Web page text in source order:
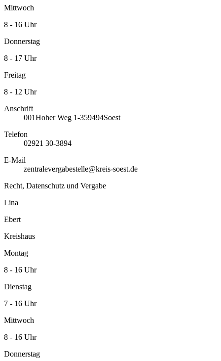
Mittwoch
8 - 16 Uhr
Donnerstag
8 - 17 Uhr
Freitag
8 - 12 Uhr
Anschrift
001Hoher Weg 1-359494Soest
Telefon
02921 30-3894
E-Mail
zentralevergabestelle@kreis-soest.de
Recht, Datenschutz und Vergabe
Lina
Ebert
Kreishaus
Montag
8 - 16 Uhr
Dienstag
7 - 16 Uhr
Mittwoch
8 - 16 Uhr
Donnerstag